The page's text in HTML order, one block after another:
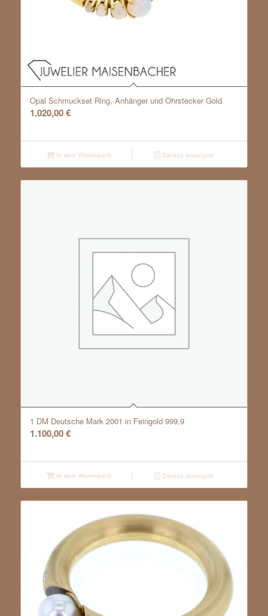
Opal Schmuckset Ring, Anhänger und Ohrstecker Gold
1.020,00€
In den Warenkorb Details anzeigen
1 DM Deutsche Mark 2001 in Feingold 999,9
1.100,00€
In den Warenkorb Details anzeigen